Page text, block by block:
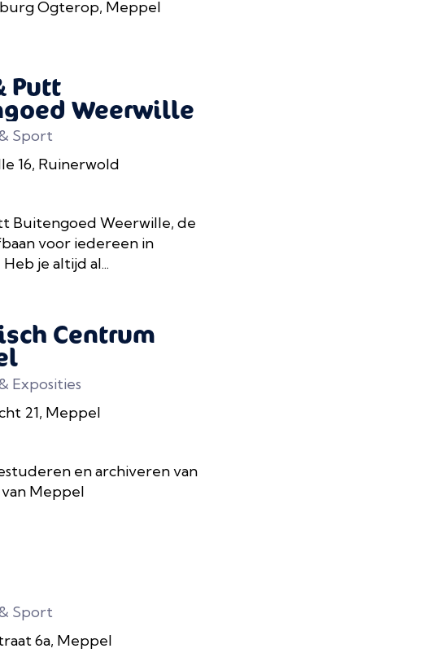
Ogterop, Meppel
Putt
Weerwille
Sport
16, Ruinerwold
Buitengoed Weerwille, de
voor iedereen in
je altijd al...
Centrum
Exposities
21, Meppel
en archiveren van
Meppel
Sport
6a, Meppel